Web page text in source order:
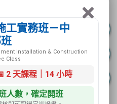
商品搜尋
工實務班－中
Installation & Construction
Class
2 天課程｜14 小時
人數，確定開班